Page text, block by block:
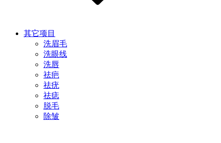
其它项目
洗眉毛
洗眼线
洗唇
祛疤
祛疣
祛痣
脱毛
除皱